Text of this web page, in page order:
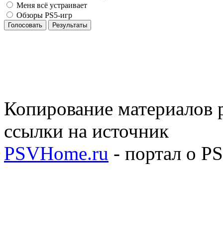
Меня всё устраивает
Обзоры PS5-игр
Голосовать Результаты
Копирование материалов
ссылки на источник
PSVHome.ru - портал о